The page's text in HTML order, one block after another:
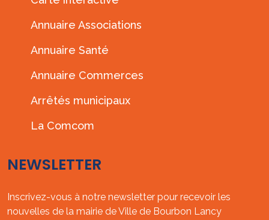
Annuaire Associations
Annuaire Santé
Annuaire Commerces
Arrêtés municipaux
La Comcom
NEWSLETTER
Inscrivez-vous à notre newsletter pour recevoir les
nouvelles de la mairie de Ville de Bourbon Lancy